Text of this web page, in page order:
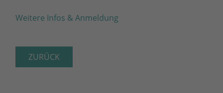
Weitere Infos & Anmeldung
ZURÜCK